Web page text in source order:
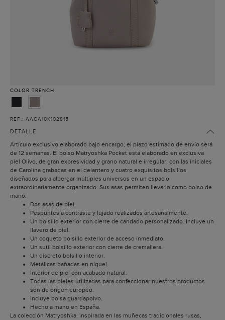
COLOR TRENCH
REF.: AACA10K102815
DETALLE
Artículo exclusivo elaborado bajo encargo, el plazo estimado de envío será
de 12 semanas. El bolso Matryoshka Pocket está elaborado en exclusiva
piel Olivo, de gran expresividad y grano natural e irregular, con las iniciales
de Carolina grabadas en el delantero y cuatro exquisitos bolsillos
diseñados para albergar múltiples universos en un espacio
extraordinariamente organizado. Sus asas permiten llevarlo como bolso de
mano.
Dos asas de piel.
Pespuntes a contraste y lujado realizados artesanalmente.
Un bolsillo exterior con cierre de candado personalizado. Incluye un
llavero de piel.
Un coqueto bolsillo exterior de acceso inmediato.
Un sutil bolsillo exterior con cierre de cremallera.
Un discreto bolsillo interior.
Metálicas bañadas en níquel.
Interior de piel con acabado natural.
Todas las pieles utilizadas para confeccionar nuestros productos
son de origen europeo.
Incluye bolsa guardapolvo.
Hecho a mano en España.
La colección Matryoshka, inspirada en las muñecas tradicionales rusas,